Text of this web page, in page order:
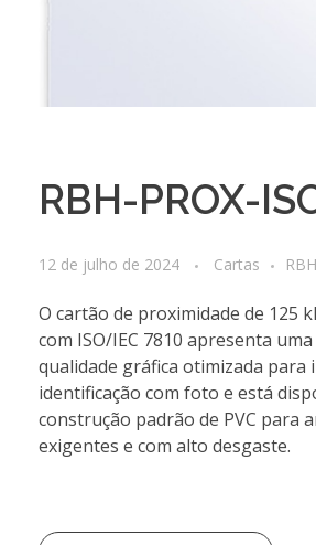
RBH-PROX-
12 de julho de 2024 Cartas RBH
O cartão de proximidade de 125
com ISO/IEC 7810 apresenta
qualidade gráfica otimizada para
identificação com foto e está
construção padrão de PVC para
exigentes e com alto desgaste.